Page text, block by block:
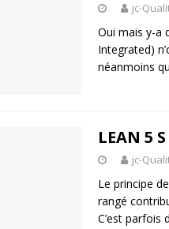
jc-
Oui mais y-a
Integrated)
néanmoins
LEAN 5
jc-
Le principe
rangé
C’est parfois